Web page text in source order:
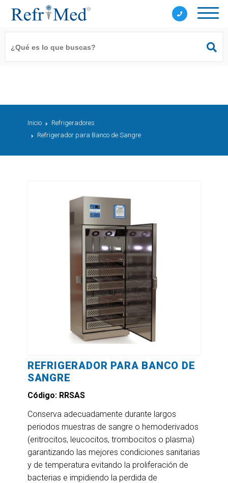
Inicio
Refrigeradores
Refrigerador para Banco de Sangre
REFRIGERADOR PARA BANCO DE
SANGRE
Código: RRSAS
Conserva adecuadamente durante largos
periodos muestras de sangre o hemoderivados
(eritrocitos, leucocitos, trombocitos o plasma)
garantizando las mejores condiciones sanitarias
y de temperatura evitando la proliferación de
bacterias e impidiendo la perdida de